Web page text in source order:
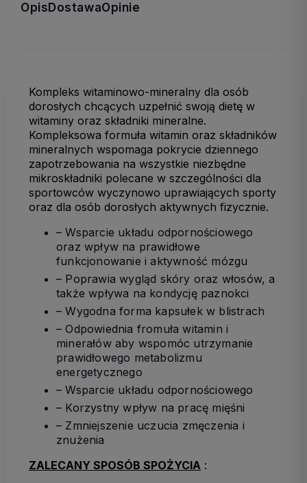
Opis DostawaOpinie
Kompleks witaminowo-mineralny dla osób
dorosłych chcących uzpełnić swoją dietę w
witaminy oraz składniki mineralne.
Kompleksowa formuła witamin oraz składników
mineralnych wspomaga pokrycie dziennego
zapotrzebowania na wszystkie niezbędne
mikroskładniki polecane w szczególności dla
sportowców wyczynowo uprawiających sporty
oraz dla osób dorosłych aktywnych fizycznie.
– Wsparcie układu odpornościowego
oraz wpływ na prawidłowe
funkcjonowanie i aktywność mózgu
– Poprawia wygląd skóry oraz włosów, a
także wpływa na kondycję paznokci
– Wygodna forma kapsułek w blistrach
– Odpowiednia fromuła witamin i
minerałów aby wspomóc utrzymanie
prawidłowego metabolizmu
energetycznego
– Wsparcie układu odpornościowego
– Korzystny wpływ na pracę mięśni
– Zmniejszenie uczucia zmęczenia i
znużenia
ZALECANY SPOSÓB SPOŻYCIA :